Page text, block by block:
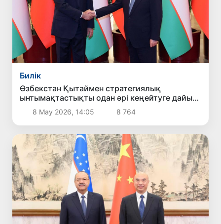
Билік
Өзбекстан Қытаймен стратегиялық
ынтымақтастықты одан әрі кеңейтуге дайын
екенін мәлімдеді
8 Мау 2026, 14:05 8 764